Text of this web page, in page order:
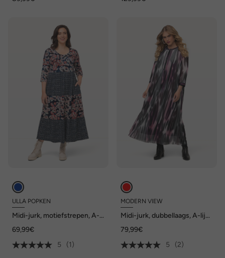
ULLA POPKEN
Midi-jurk, motiefstrepen, A-
69,99€
5
(1)
MODERN VIEW
Midi-jurk, dubbellaags, A-lijn,
79,99€
5
(2)